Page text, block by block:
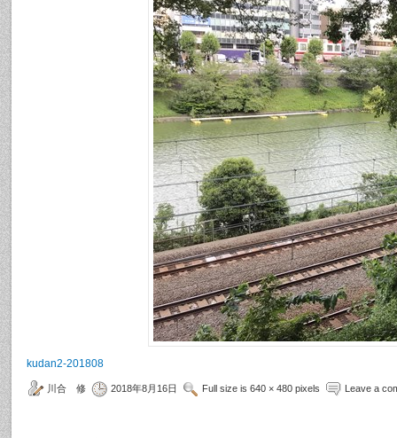
kudan2-201808
川合 修 2018年8月16日 Full size is 640 × 480 pixels Leave a